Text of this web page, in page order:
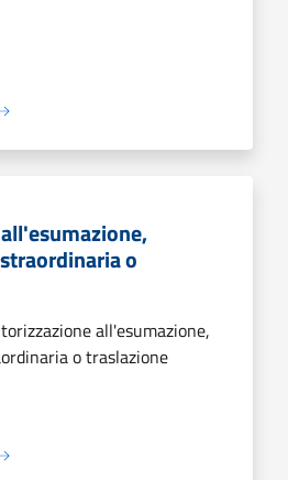
o
all'esumazione,
o traslazione